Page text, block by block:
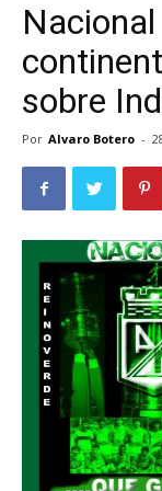
sobre
Por Alvaro Botero -